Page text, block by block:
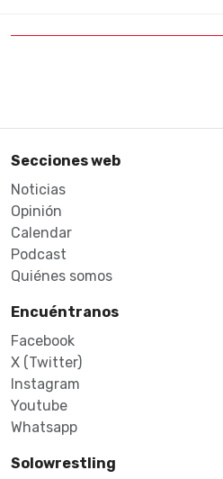
Secciones web
Noticias
Opinión
Calendar
Podcast
Quiénes somos
Encuéntranos
Facebook
X (Twitter)
Instagram
Youtube
Whatsapp
Solowrestling